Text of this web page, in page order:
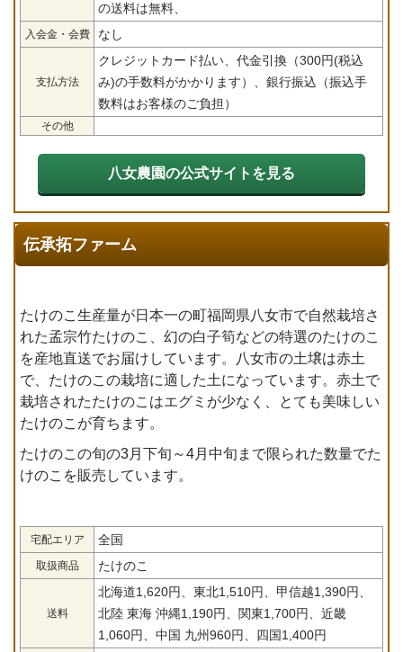
の送料は無料、
入会金・会費 なし
支払方法
クレジットカード払い、代金引換（300円(税込
み)の手数料がかかります）、銀行振込（振込手
数料はお客様のご負担）
その他
八女農園の公式サイトを見る
伝承拓ファーム
たけのこ生産量が日本一の町福岡県八女市で自然栽培さ
れた孟宗竹たけのこ、幻の白子筍などの特選のたけのこ
を産地直送でお届けしています。八女市の土壌は赤土
で、たけのこの栽培に適した土になっています。赤土で
栽培されたたけのこはエグミが少なく、とても美味しい
たけのこが育ちます。
たけのこの旬の3月下旬～4月中旬まで限られた数量でた
けのこを販売しています。
宅配エリア 全国
取扱商品 たけのこ
送料
北海道1,620円、東北1,510円、甲信越1,390円、
北陸 東海 沖縄1,190円、関東1,700円、近畿
1,060円、中国 九州960円、四国1,400円